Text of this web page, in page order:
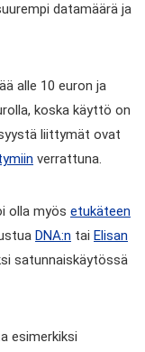
datamäärä ja
alle 10 euron ja
koska käyttö on
liittymät ovat
verrattuna.
olla myös etukäteen
DNA:n tai Elisan
satunnaiskäytössä
esimerkiksi